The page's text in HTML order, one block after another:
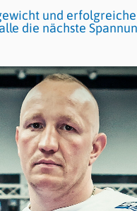
und
die nächste